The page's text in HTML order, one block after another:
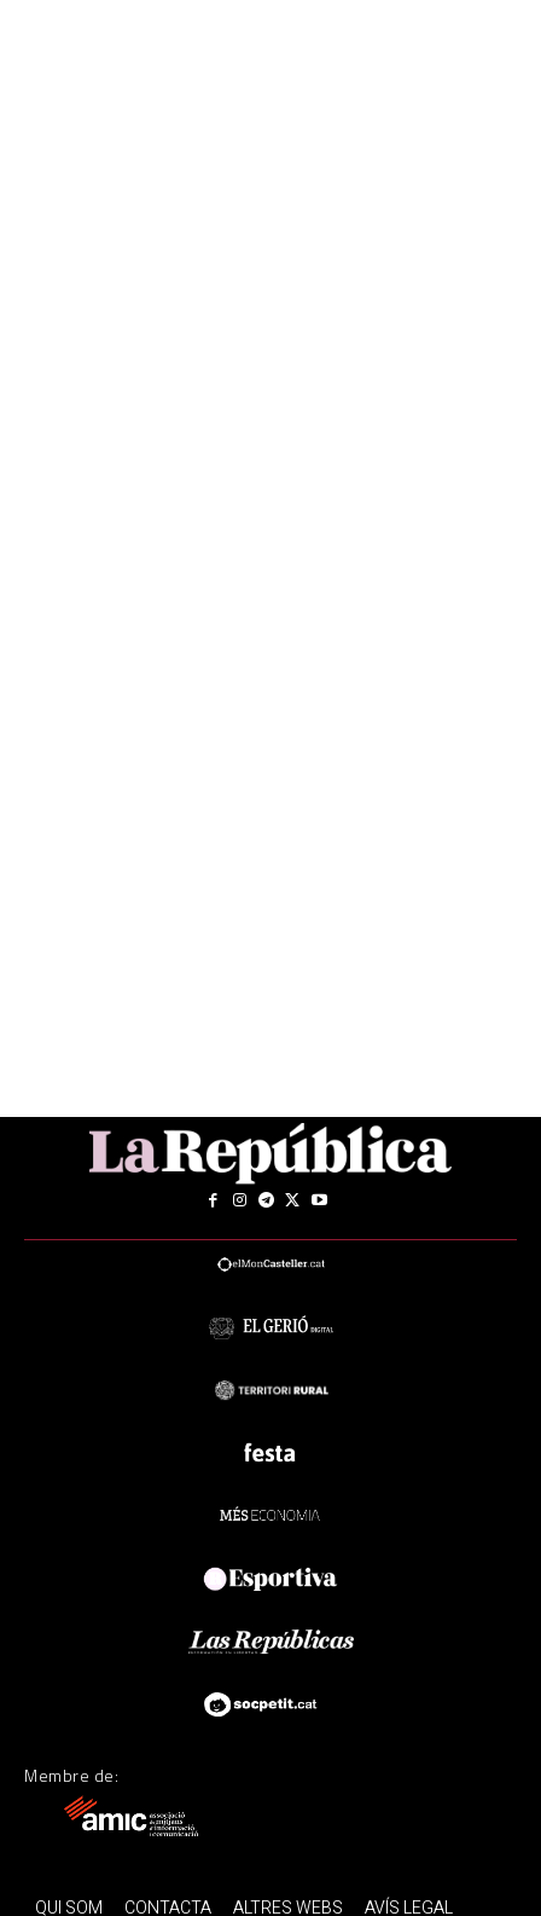
Membre de:
QUI SOM CONTACTA ALTRES WEBS AVÍS LEGAL